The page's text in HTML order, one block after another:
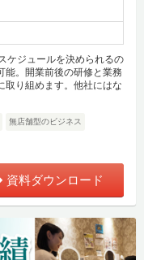
ケジュールを決められるの
能。開業前後の研修と業務
取り組めます。他社にはな
無店舗型のビジネス
資料ダウンロード